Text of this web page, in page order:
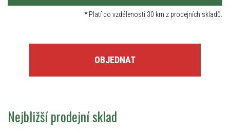
*Platí do vzdálenosti 30 km z prodejních skladů.
OBJEDNAT
Nejbližší prodejní sklad